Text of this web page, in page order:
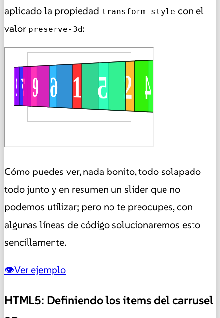
aplicado la propiedad transform-style con el
valor preserve-3d:
Cómo puedes ver, nada bonito, todo solapado
todo junto y en resumen un slider que no
podemos utilizar; pero no te preocupes, con
algunas líneas de código solucionaremos esto
sencillamente.
Ver ejemplo
HTML5: Definiendo los items del carrusel